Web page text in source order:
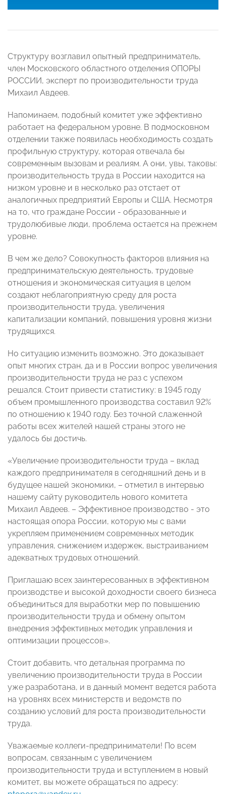
Структуру возглавил опытный предприниматель,
член Московского областного отделения ОПОРЫ
РОССИИ, эксперт по производительности труда
Михаил Авдеев.
Напоминаем, подобный комитет уже эффективно
работает на федеральном уровне. В подмосковном
отделении также появилась необходимость создать
профильную структуру, которая отвечала бы
современным вызовам и реалиям. А они, увы, таковы:
производительность труда в России находится на
низком уровне и в несколько раз отстает от
аналогичных предприятий Европы и США. Несмотря
на то, что граждане России - образованные и
трудолюбивые люди, проблема остается на прежнем
уровне.
В чем же дело? Совокупность факторов влияния на
предпринимательскую деятельность, трудовые
отношения и экономическая ситуация в целом
создают неблагоприятную среду для роста
производительности труда, увеличения
капитализации компаний, повышения уровня жизни
трудящихся.
Но ситуацию изменить возможно. Это доказывает
опыт многих стран, да и в России вопрос увеличения
производительности труда не раз с успехом
решался. Стоит привести статистику: в 1945 году
объем промышленного производства составил 92%
по отношению к 1940 году. Без точной слаженной
работы всех жителей нашей страны этого не
удалось бы достичь.
«Увеличение производительности труда – вклад
каждого предпринимателя в сегодняшний день и в
будущее нашей экономики, – отметил в интервью
нашему сайту руководитель нового комитета
Михаил Авдеев. – Эффективное производство - это
настоящая опора России, которую мы с вами
укрепляем применением современных методик
управления, снижением издержек, выстраиванием
адекватных трудовых отношений.
Приглашаю всех заинтересованных в эффективном
производстве и высокой доходности своего бизнеса
объединиться для выработки мер по повышению
производительности труда и обмену опытом
внедрения эффективных методик управления и
оптимизации процессов».
Стоит добавить, что детальная программа по
увеличению производительности труда в России
уже разработана, и в данный момент ведется работа
на уровнях всех министерств и ведомств по
созданию условий для роста производительности
труда.
Уважаемые коллеги-предприниматели! По всем
вопросам, связанным с увеличением
производительности труда и вступлением в новый
комитет, вы можете обращаться по адресу: